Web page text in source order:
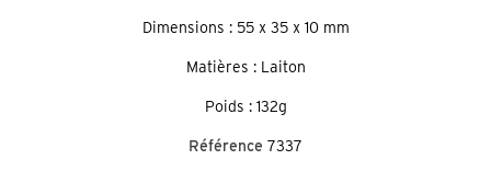
Dimensions : 55 x 35 x 10 mm
Matières : Laiton
Poids : 132g
Référence 7337